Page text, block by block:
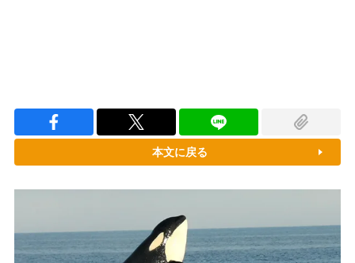
本文に戻る